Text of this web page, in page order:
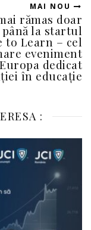
MAI NOU
rămas doar
la startul
to Learn – cel
eveniment
dedicat
în educație
: